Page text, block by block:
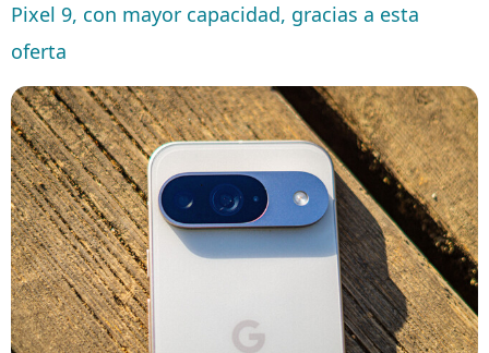
Pixel 9, con mayor capacidad, gracias a esta
oferta